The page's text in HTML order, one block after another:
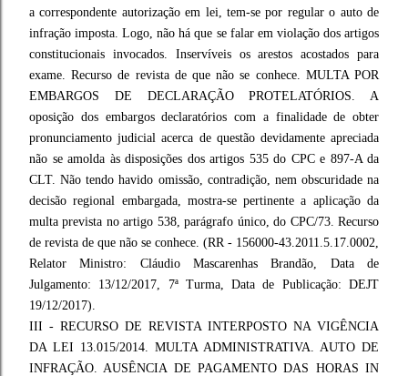
a correspondente autorização em lei, tem-se por regular o auto de
infração imposta. Logo, não há que se falar em violação dos artigos
constitucionais invocados. Inservíveis os arestos acostados para
exame. Recurso de revista de que não se conhece. MULTA POR
EMBARGOS DE DECLARAÇÃO PROTELATÓRIOS. A
oposição dos embargos declaratórios com a finalidade de obter
pronunciamento judicial acerca de questão devidamente apreciada
não se amolda às disposições dos artigos 535 do CPC e 897-A da
CLT. Não tendo havido omissão, contradição, nem obscuridade na
decisão regional embargada, mostra-se pertinente a aplicação da
multa prevista no artigo 538, parágrafo único, do CPC/73. Recurso
de revista de que não se conhece. (RR - 156000-43.2011.5.17.0002,
Relator Ministro: Cláudio Mascarenhas Brandão, Data de
Julgamento: 13/12/2017, 7ª Turma, Data de Publicação: DEJT
19/12/2017).
III - RECURSO DE REVISTA INTERPOSTO NA VIGÊNCIA
DA LEI 13.015/2014. MULTA ADMINISTRATIVA. AUTO DE
INFRAÇÃO. AUSÊNCIA DE PAGAMENTO DAS HORAS IN